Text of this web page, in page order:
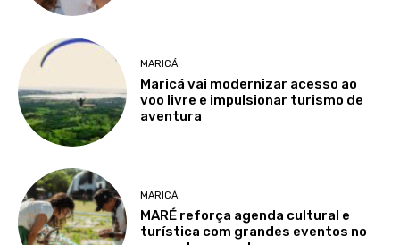
MARICÁ
Maricá vai modernizar acesso ao
voo livre e impulsionar turismo de
aventura
MARICÁ
MARÉ reforça agenda cultural e
turística com grandes eventos no